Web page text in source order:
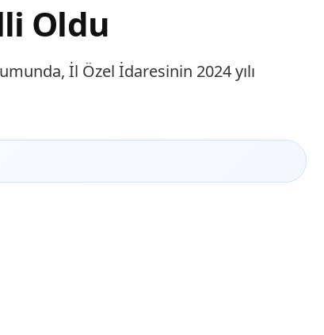
Oldu
İl Özel İdaresinin 2024 yılı